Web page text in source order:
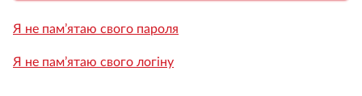
Я не пам’ятаю свого пароля
Я не пам’ятаю свого логіну